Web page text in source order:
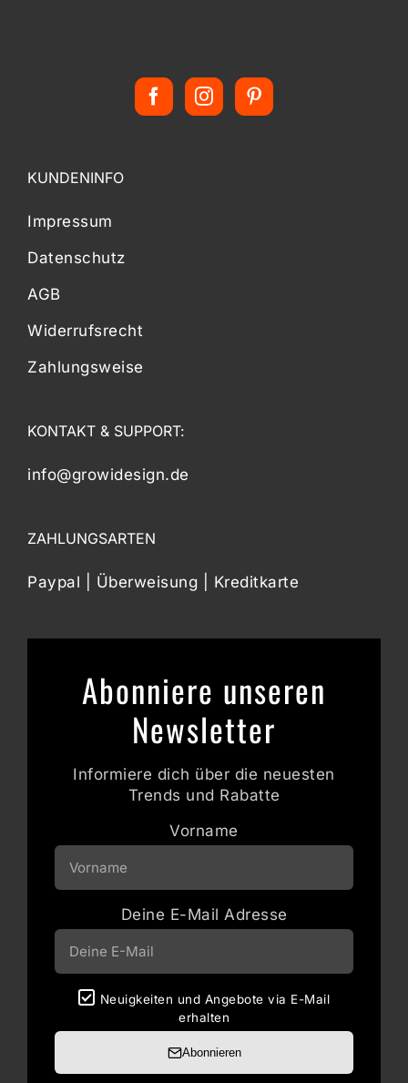
KUNDENINFO
Impressum
Datenschutz
AGB
Widerrufsrecht
Zahlungsweise
KONTAKT & SUPPORT:
info@growidesign.de
ZAHLUNGSARTEN
Paypal | Überweisung | Kreditkarte
Abonniere unseren
Newsletter
Informiere dich über die neuesten
Trends und Rabatte
Vorname
Deine E-Mail Adresse
Neuigkeiten und Angebote via E-Mail
erhalten
Abonnieren